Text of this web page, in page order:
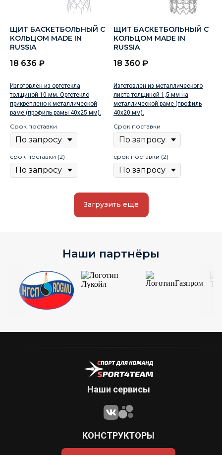
ЩИТ БАСКЕТБОЛЬНЫЙ С
КОЛЬЦОМ MADE IN
RUSSIA
18 636 ₽
Изготовлен из оргстекла
толщиной 10 мм. Оргстекло
прикреплено к металлической
раме (профиль рамы 40х25 мм).
Срок поставки
срок поставки (2)
ЩИТ БАСКЕТБОЛЬНЫЙ С
КОЛЬЦОМ MADE IN
RUSSIA
18 360 ₽
Изготовлен из металлического
листа толщиной 1,5 мм на
металлической раме (профиль
40х20 мм).
Срок поставки
срок поставки (2)
Загрузить ещё
Наши партнёры
Наши сервисы
КОНСТРУКТОРЫ